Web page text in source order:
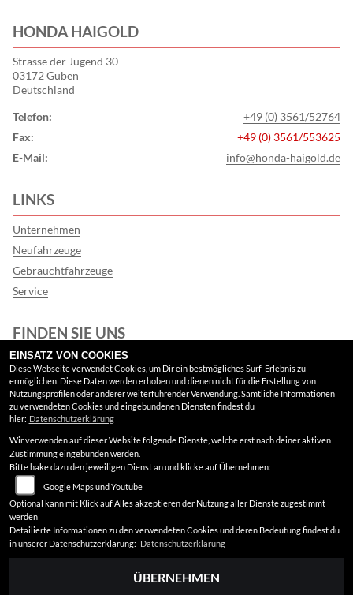
HONDA HAIGOLD
Strasse der Jugend 30
03172 Guben
Deutschland
Telefon:
+49 (0) 3561/52764
Fax:
+49 (0) 3561/553625
E-Mail:
info@honda-haigold.de
LINKS
Unternehmen
Neufahrzeuge
Gebrauchtfahrzeuge
Service
FINDEN SIE UNS
Google Maps
RECHTLICHES
AGB
Impressum
Datenschutz
Disclaimer
Barrierefreiheit
EINSATZ VON COOKIES
Diese Webseite verwendet Cookies, um Dir ein bestmögliches Surf-Erlebnis zu
ermöglichen. Diese Daten werden erhoben und dienen nicht für die Erstellung von
Nutzungsprofilen oder anderer weiterführender Verwendung. Sämtliche Informationen
zu verwendeten Cookies und eingebundenen Diensten findest du
hier: Datenschutzerklärung
Wir verwenden auf dieser Website folgende Dienste, welche erst nach deiner aktiven
Zustimmung eingebunden werden.
Bitte hake dazu den jeweiligen Dienst an und klicke auf Übernehmen:
Google Maps und Youtube
Optional kann mit Klick auf Alles akzeptieren der Nutzung aller Dienste zugestimmt
werden
Detailierte Informationen zu den verwendeten Cookies und deren Bedeutung findest du
in unserer Datenschutzerklärung: Datenschutzerklärung
ÜBERNEHMEN